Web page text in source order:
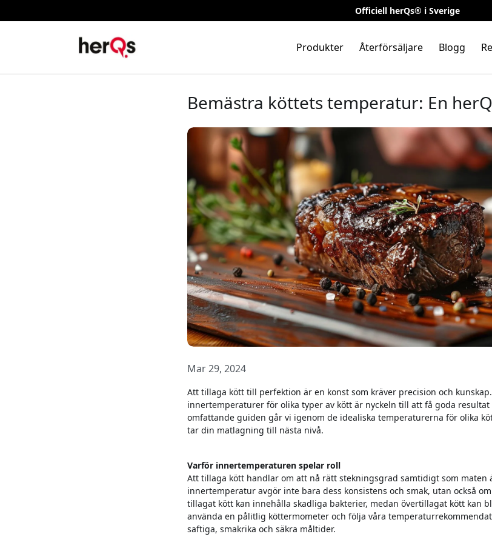
Officiell herQs® i Sverige
Produkter Återförsäljare Blogg
Bemästra köttets temperatur: En
Mar 29, 2024
Att tillaga kött till perfektion är en konst som kräver precision och
innertemperaturer för olika typer av kött är nyckeln till att få goda
omfattande guiden går vi igenom de idealiska temperaturerna för olika
tar din matlagning till nästa nivå.
Varför innertemperaturen spelar roll
Att tillaga kött handlar om att nå rätt stekningsgrad samtidigt som maten
innertemperatur avgör inte bara dess konsistens och smak, utan också
tillagat kött kan innehålla skadliga bakterier, medan övertillagat kött kan
använda en pålitlig köttermometer och följa våra
saftiga, smakrika och säkra måltider.